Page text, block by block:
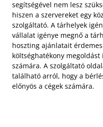
segítségével nem lesz
hiszen a szervereket egy
szolgáltató. A tárhelyek
vállalat igénye megnő a
hoszting ajánlatait
költséghatékony
számára. A szolgáltató
található arról, hogy a
előnyös a cégek számára.